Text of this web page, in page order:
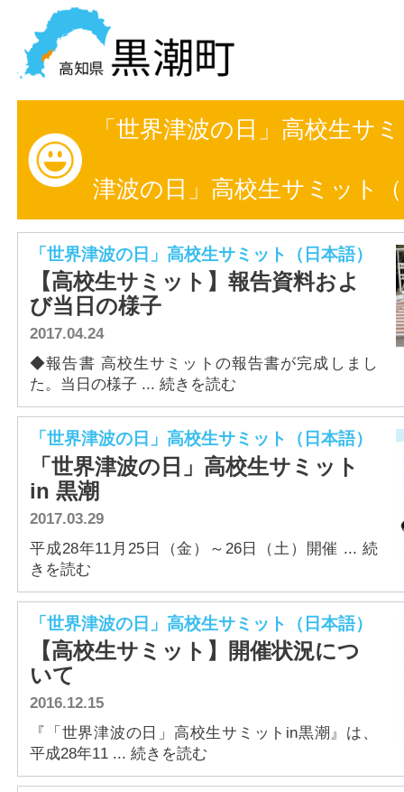
まちの情報
事業者の方へ
FAQ
アクセス
黒潮町の情報を探す
「世界津波の日」高校生サ
津波の日」高校生サミット
「世界津波の日」高校生サミット（日本語）
【高校生サミット】報告資料およ
び当日の様子
2017.04.24
◆報告書 高校生サミットの報告書が完成しまし
た。当日の様子 ... 続きを読む
「世界津波の日」高校生サミット（日本語）
「世界津波の日」高校生サミット
in 黒潮
2017.03.29
平成28年11月25日（金）～26日（土）開催 ... 続
きを読む
「世界津波の日」高校生サミット（日本語）
【高校生サミット】開催状況につ
いて
2016.12.15
『「世界津波の日」高校生サミットin黒潮』は、
平成28年11 ... 続きを読む